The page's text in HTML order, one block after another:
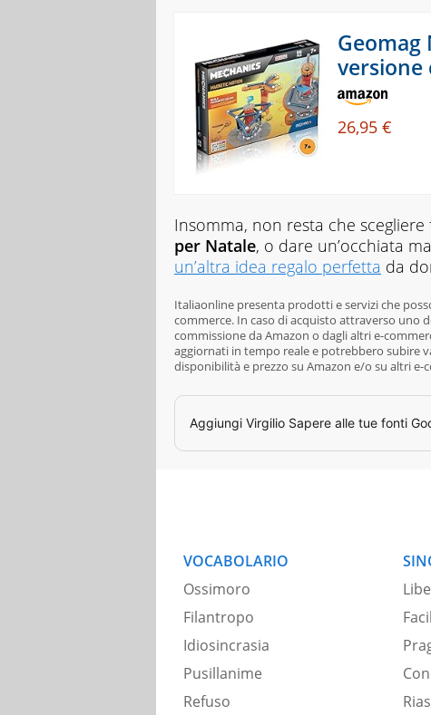
Geomag
versione
26,95 €
Insomma, non resta che
per Natale, o dare un’occhiata
un’altra idea regalo perfetta da
Italiaonline presenta prodotti e servizi che
commerce. In caso di acquisto attraverso uno
commissione da Amazon o dagli altri e-
aggiornati in tempo reale e potrebbero subire
disponibilità e prezzo su Amazon e/o su altri e-
Aggiungi Virgilio Sapere alle tue fonti
VOCABOLARIO
Ossimoro
Filantropo
Idiosincrasia
Pusillanime
Refuso